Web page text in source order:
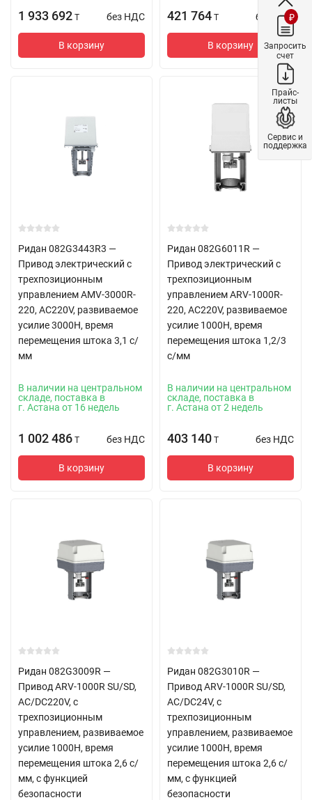
1 933 692 T без НДС
В корзину
421 764 T без НДС
В корзину
Ридан 082G3443R3 —
Привод электрический с
трехпозиционным
управлением AMV-3000R-
220, AC220V, развиваемое
усилие 3000Н, время
перемещения штока 3,1 с/
мм
В наличии на центральном
складе, поставка в
г. Астана от 16 недель
1 002 486 T без НДС
В корзину
Ридан 082G6011R —
Привод электрический с
трехпозиционным
управлением ARV-1000R-
220, AC220V, развиваемое
усилие 1000Н, время
перемещения штока 1,2/3
с/мм
В наличии на центральном
складе, поставка в
г. Астана от 2 недель
403 140 T без НДС
В корзину
Ридан 082G3009R —
Привод ARV-1000R SU/SD,
AC/DC220V, с
трехпозиционным
управлением, развиваемое
усилие 1000Н, время
перемещения штока 2,6 с/
мм, с функцией
безопасности
Ридан 082G3010R —
Привод ARV-1000R SU/SD,
AC/DC24V, с
трехпозиционным
управлением, развиваемое
усилие 1000Н, время
перемещения штока 2,6 с/
мм, с функцией
безопасности
₽
Запросить
счет
Прайс-
листы
Сервис и
поддержка